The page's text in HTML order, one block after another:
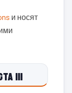
и носят
III